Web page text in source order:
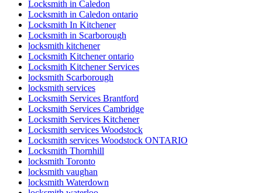
Locksmith in Caledon
Locksmith in Caledon ontario
Locksmith In Kitchener
Locksmith in Scarborough
locksmith kitchener
Locksmith Kitchener ontario
Locksmith Kitchener Services
locksmith Scarborough
locksmith services
Locksmith Services Brantford
Locksmith Services Cambridge
Locksmith Services Kitchener
Locksmith services Woodstock
Locksmith services Woodstock ONTARIO
Locksmith Thornhill
locksmith Toronto
locksmith vaughan
locksmith Waterdown